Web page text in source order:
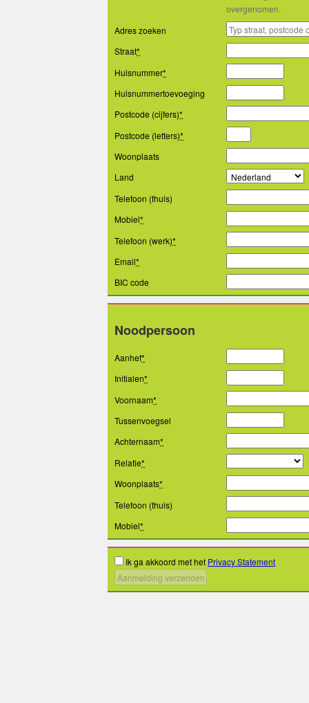
overgenomen.
Adres zoeken
Straat*
Huisnummer*
Huisnummertoevoeging
Postcode (cijfers)*
Postcode (letters)*
Woonplaats
Land
Telefoon (thuis)
Mobiel*
Telefoon (werk)*
Email*
BIC code
Noodpersoon
Aanhef*
Initialen*
Voornaam*
Tussenvoegsel
Achternaam*
Relatie*
Woonplaats*
Telefoon (thuis)
Mobiel*
Ik ga akkoord met het Privacy Statement